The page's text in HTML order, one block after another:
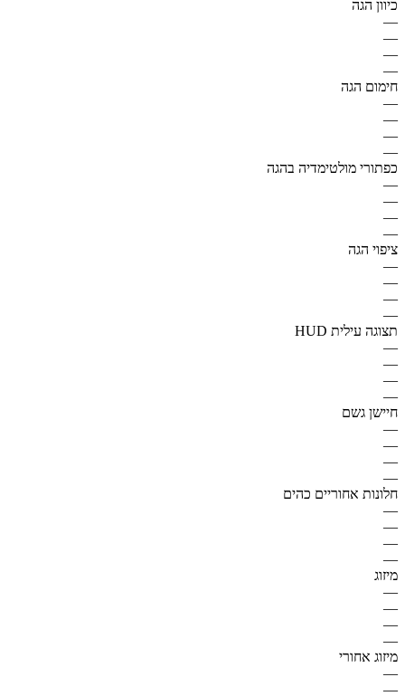
כיוון הגה
—
—
—
—
חימום הגה
—
—
—
—
כפתורי מולטימדיה בהגה
—
—
—
—
ציפוי הגה
—
—
—
—
תצוגה עילית HUD
—
—
—
—
חיישן גשם
—
—
—
—
חלונות אחוריים כהים
—
—
—
—
מיזוג
—
—
—
—
מיזוג אחורי
—
—